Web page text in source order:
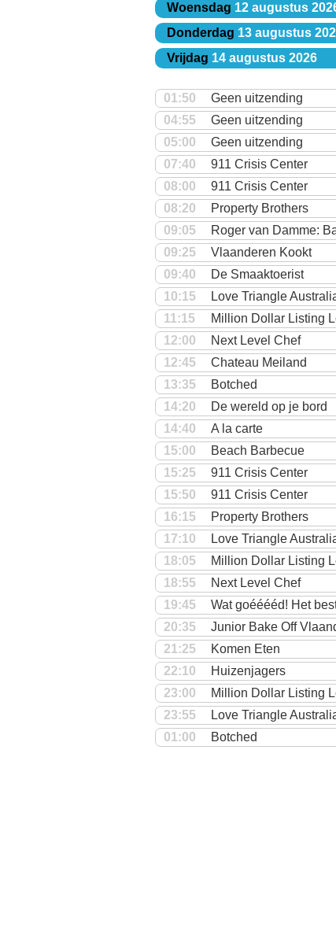
Woensdag 12 augustus
Donderdag 13 augustus
Vrijdag 14 augustus 2026
01:50
Geen uitzending
04:55
Geen uitzending
05:00
Geen uitzending
07:40
911 Crisis Center
08:00
911 Crisis Center
08:20
Property Brothers
09:05
Roger van Damme:
09:25
Vlaanderen Kookt
09:40
De Smaaktoerist
10:15
Love Triangle
11:15
Million Dollar Listing
12:00
Next Level Chef
12:45
Chateau Meiland
13:35
Botched
14:20
De wereld op je bord
14:40
A la carte
15:00
Beach Barbecue
15:25
911 Crisis Center
15:50
911 Crisis Center
16:15
Property Brothers
17:10
Love Triangle
18:05
Million Dollar Listing
18:55
Next Level Chef
19:45
Wat goééééd! Het
20:35
Junior Bake Off
21:25
Komen Eten
22:10
Huizenjagers
23:00
Million Dollar Listing
23:55
Love Triangle
01:00
Botched